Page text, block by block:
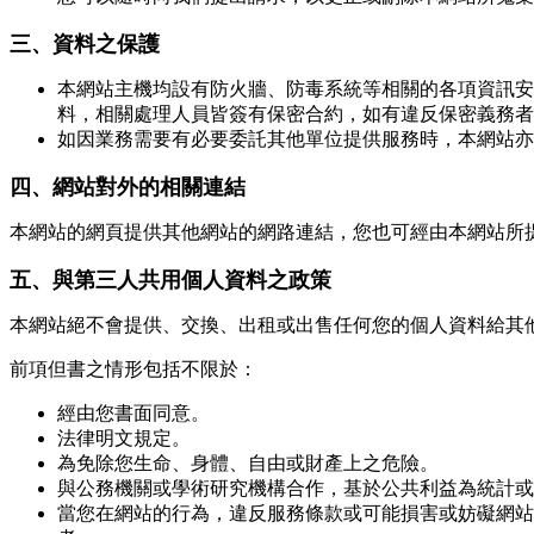
三、資料之保護
本網站主機均設有防火牆、防毒系統等相關的各項資訊
料，相關處理人員皆簽有保密合約，如有違反保密義務
如因業務需要有必要委託其他單位提供服務時，本網站
四、網站對外的相關連結
本網站的網頁提供其他網站的網路連結，您也可經由本網站
五、與第三人共用個人資料之政策
本網站絕不會提供、交換、出租或出售任何您的個人資料給
前項但書之情形包括不限於：
經由您書面同意。
法律明文規定。
為免除您生命、身體、自由或財產上之危險。
與公務機關或學術研究機構合作，基於公共利益為統計
當您在網站的行為，違反服務條款或可能損害或妨礙網